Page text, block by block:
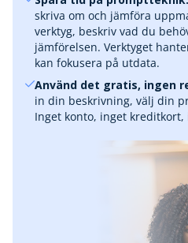
skriva om och jämföra
verktyg, beskriv vad du
jämförelsen. Verktyget
kan fokusera på utdata.
Använd det gratis, ingen
in din beskrivning, välj din
Inget konto, inget